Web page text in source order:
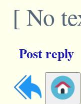
[ No
Post reply